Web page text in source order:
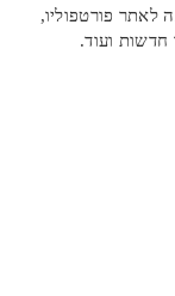
לאתר פורטפוליו,
ועוד.